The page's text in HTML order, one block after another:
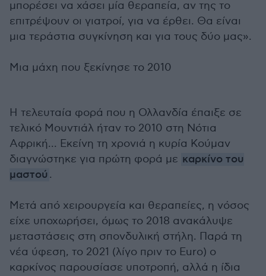
μπορέσει να χάσει μία θεραπεία, αν της το
επιτρέψουν οι γιατροί, για να έρθει. Θα είναι
μια τεράστια συγκίνηση και για τους δύο μας».
Μια μάχη που ξεκίνησε το 2010
Η τελευταία φορά που η Ολλανδία έπαιξε σε
τελικό Μουντιάλ ήταν το 2010 στη Νότια
Αφρική... Εκείνη τη χρονιά η κυρία Κούμαν
διαγνώστηκε για πρώτη φορά με καρκίνο του
μαστού .
Μετά από χειρουργεία και θεραπείες, η νόσος
είχε υποχωρήσει, όμως το 2018 ανακάλυψε
μεταστάσεις στη σπονδυλική στήλη. Παρά τη
νέα ύφεση, το 2021 (λίγο πριν το Euro) ο
καρκίνος παρουσίασε υποτροπή, αλλά η ίδια